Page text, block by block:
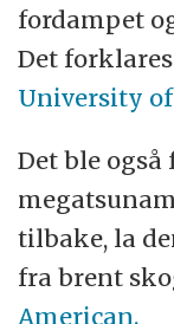
fordampet
Det
University
Det ble også
tilbake, la
fra brent
American.